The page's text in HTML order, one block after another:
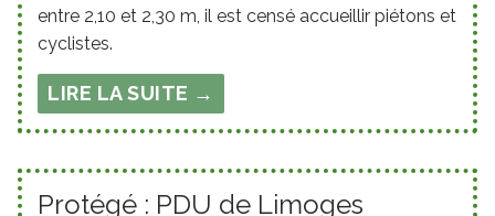
entre 2,10 et 2,30 m, il est censé accueillir piétons et
cyclistes.
LIRE LA SUITE →
Protégé : PDU de Limoges